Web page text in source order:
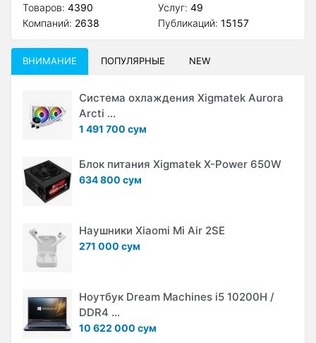
Товаров: 4390
Компаний: 2638
Услуг: 49
Публикаций: 15157
ВНИМАНИЕ ПОПУЛЯРНЫЕ NEW
Система охлаждения Xigmatek Aurora
Arcti ...
1 491 700 сум
Блок питания Xigmatek X-Power 650W
634 800 сум
Наушники Xiaomi Mi Air 2SE
271 000 сум
Ноутбук Dream Machines i5 10200H /
DDR4 ...
10 622 000 сум